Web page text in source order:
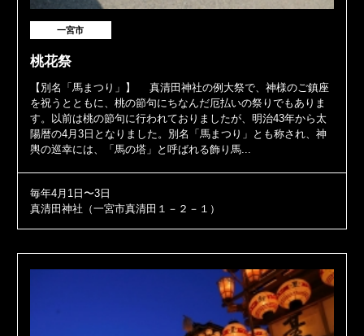
一宮市
桃花祭
【別名「馬まつり」】 真清田神社の例大祭で、神様のご鎮座
を祝うとともに、桃の節句にちなんだ厄払いの祭りでもありま
す。以前は桃の節句に行われておりましたが、明治43年から太
陽暦の4月3日となりました。別名「馬まつり」とも称され、神
輿の巡幸には、「馬の塔」と呼ばれる飾り馬...
毎年4月1日〜3日
真清田神社（一宮市真清田１－２－１）